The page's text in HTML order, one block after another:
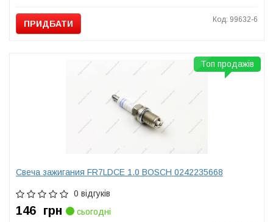
ПРИДБАТИ Код: 99632-6
Свеча зажигания FR7LDCE 1.0 BOSCH 0242235668
0 відгуків
146 грн
сьогодні
Топ продажів